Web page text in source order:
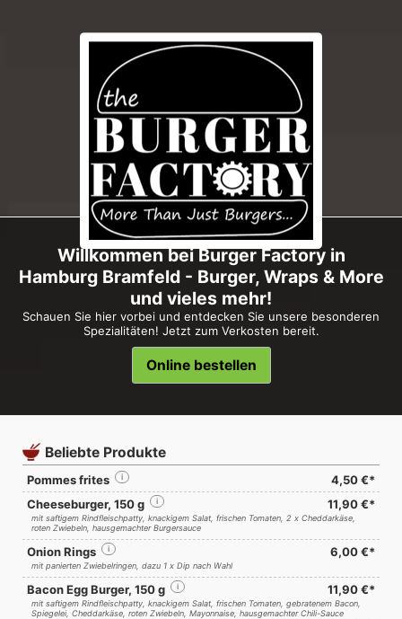
Willkommen bei Burger Factory in
Hamburg Bramfeld - Burger, Wraps & More
und vieles mehr!
Schauen Sie hier vorbei und entdecken Sie unsere besonderen
Spezialitäten! Jetzt zum Verkosten bereit.
Online bestellen
Beliebte Produkte
Pommes frites i
4,50 €*
Cheeseburger, 150 g
i 11,90 €*
mit saftigem Rindfleischpatty, knackigem Salat, frischen Tomaten, 2 x Cheddarkäse,
roten Zwiebeln, hausgemachter Burgersauce
Onion Rings i 6,00 €*
mit panierten Zwiebelringen, dazu 1 x Dip nach Wahl
Bacon Egg Burger, 150 g i 11,90 €*
mit saftigem Rindfleischpatty, knackigem Salat, frischen Tomaten, gebratenem Bacon,
Spiegelei, Cheddarkäse, roten Zwiebeln, Mayonnaise, hausgemachter Chili-Sauce